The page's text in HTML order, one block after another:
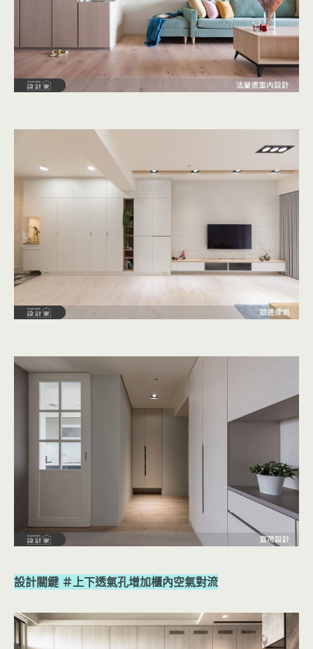
設計關鍵 ＃上下透氣孔增加櫃內空氣對流